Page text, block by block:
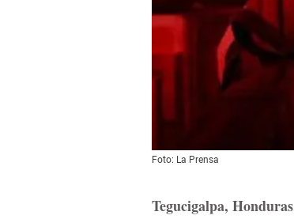
Foto: La Prensa
Tegucigalpa, Honduras